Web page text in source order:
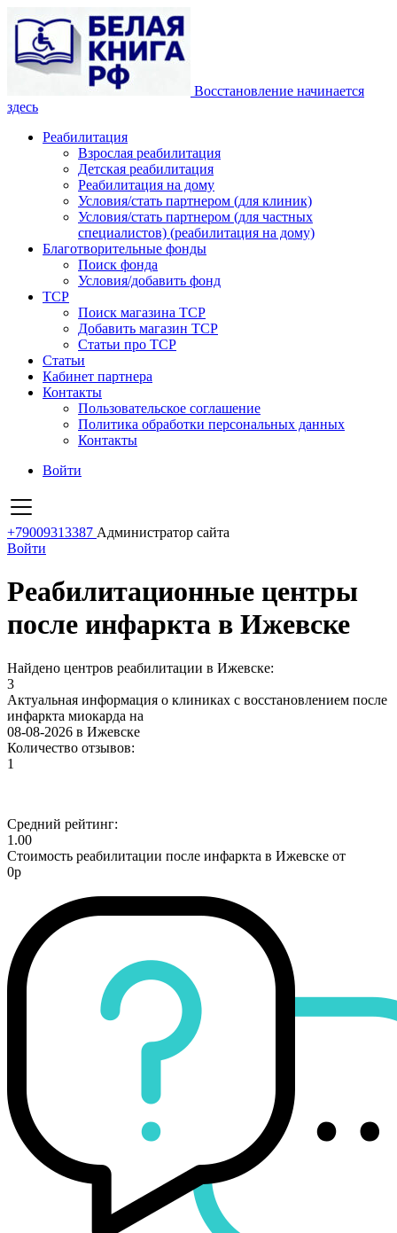
Восстановление начинается
здесь
Реабилитация
Взрослая реабилитация
Детская реабилитация
Реабилитация на дому
Условия/стать партнером (для клиник)
Условия/стать партнером (для частных
специалистов) (реабилитация на дому)
Благотворительные фонды
Поиск фонда
Условия/добавить фонд
ТСР
Поиск магазина ТСР
Добавить магазин ТСР
Статьи про ТСР
Статьи
Кабинет партнера
Контакты
Пользовательское соглашение
Политика обработки персональных данных
Контакты
Войти
+79009313387 Администратор сайта
Войти
Реабилитационные центры
после инфаркта в Ижевске
Найдено центров реабилитации в Ижевске:
3
Актуальная информация о клиниках с восстановлением после
инфаркта миокарда на
08-08-2026 в Ижевске
Количество отзывов:
1
Средний рейтинг:
1.00
Стоимость реабилитации после инфаркта в Ижевске от
0р